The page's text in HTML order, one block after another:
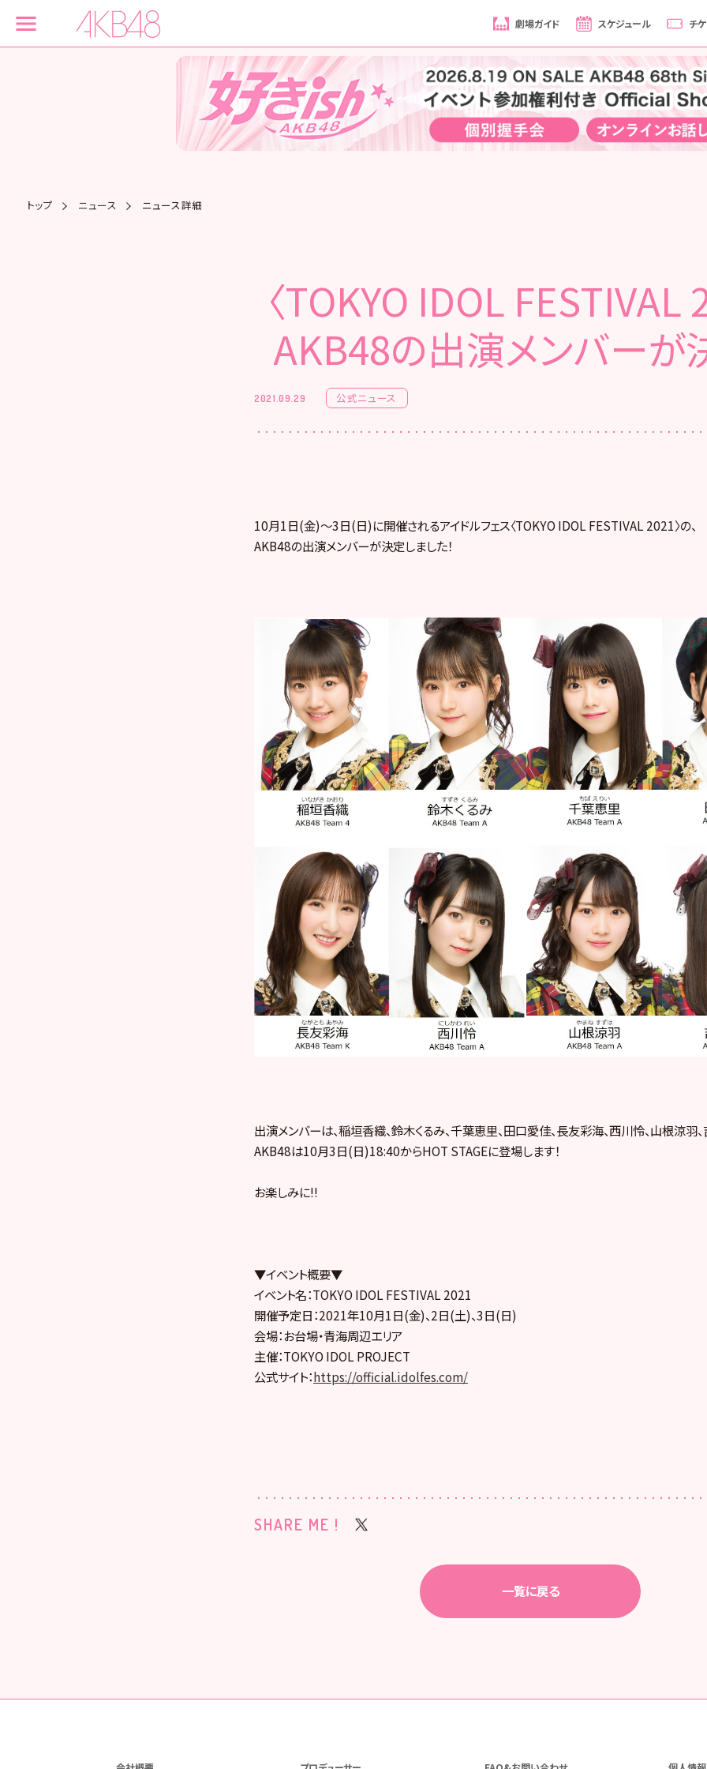
劇場ガイド スケジュール チ
トップ ニュース ニュース詳細
〈TOKYO IDOL FESTIVAL
AKB48の出演メンバーが
2021.09.29 公式ニュース
10月1日(金)〜3日(日)に開催されるアイドルフェス〈TOKYO IDOL FESTIVAL 2021〉の、
AKB48の出演メンバーが決定しました！
出演メンバーは、稲垣香織、鈴木くるみ、千葉恵里、田口愛佳、長友彩海、西川怜、山根涼羽
AKB48は10月3日(日)18:40からHOT STAGEに登場します！
お楽しみに!!
▼イベント概要▼
イベント名：TOKYO IDOL FESTIVAL 2021
開催予定日：2021年10月1日(金)、2日(土)、3日(日)
会場：お台場・青海周辺エリア
主催：TOKYO IDOL PROJECT
公式サイト：https://official.idolfes.com/
SHARE ME !
一覧に戻る